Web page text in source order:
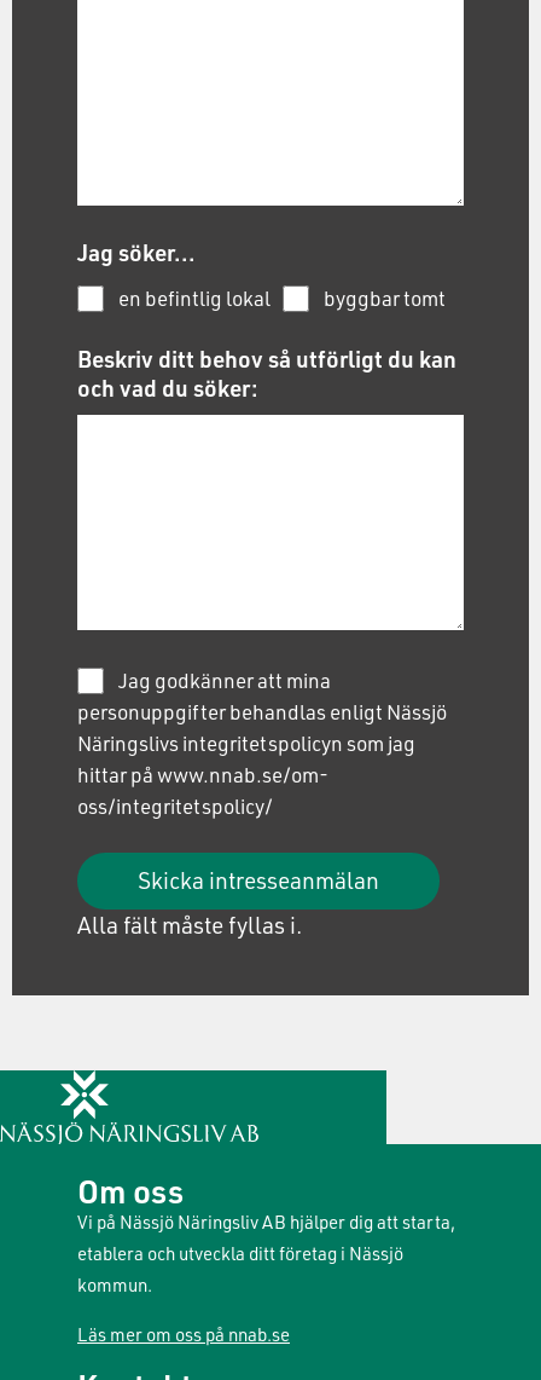
Jag söker...
en befintlig lokal byggbar tomt
Beskriv ditt behov så utförligt du kan
och vad du söker:
Jag godkänner att mina
personuppgifter behandlas enligt Nässjö
Näringslivs integritetspolicyn som jag
hittar på www.nnab.se/om-
oss/integritetspolicy/
Skicka intresseanmälan
Alla fält måste fyllas i.
Om oss
Vi på Nässjö Näringsliv AB hjälper dig att starta,
etablera och utveckla ditt företag i Nässjö
kommun.
Läs mer om oss på nnab.se